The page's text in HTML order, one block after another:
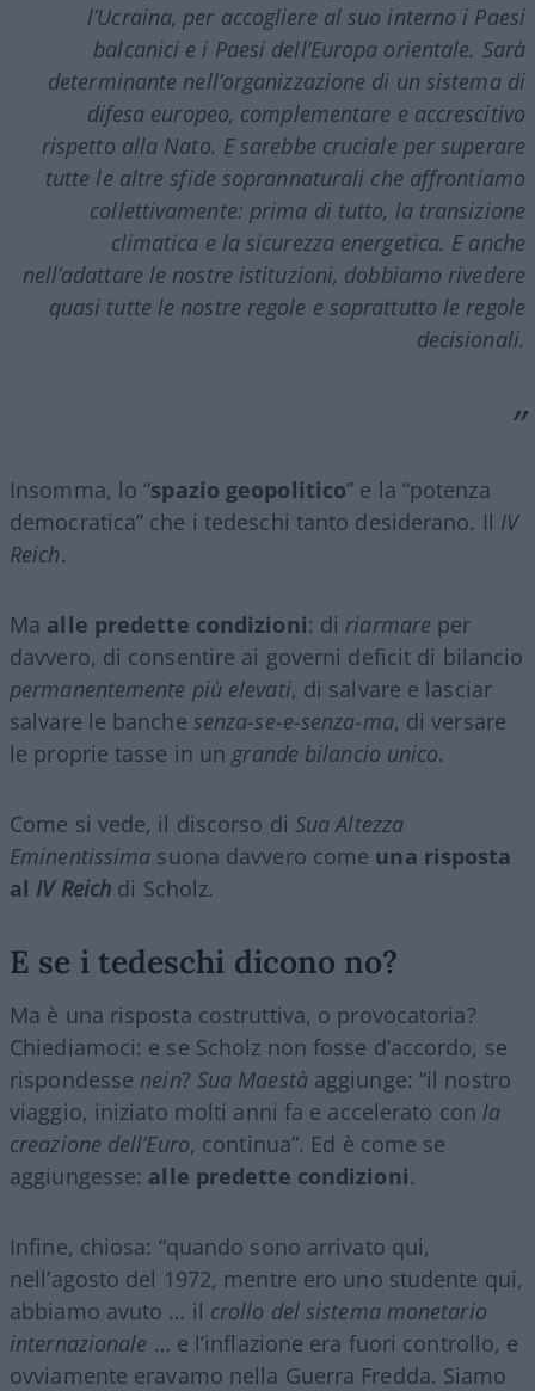
l’Ucraina, per accogliere al suo interno i Paesi
balcanici e i Paesi dell’Europa orientale. Sarà
determinante nell’organizzazione di un sistema di
difesa europeo, complementare e accrescitivo
rispetto alla Nato. E sarebbe cruciale per superare
tutte le altre sfide soprannaturali che affrontiamo
collettivamente: prima di tutto, la transizione
climatica e la sicurezza energetica. E anche
nell’adattare le nostre istituzioni, dobbiamo rivedere
quasi tutte le nostre regole e soprattutto le regole
decisionali.
Insomma, lo “spazio geopolitico” e la “potenza
democratica” che i tedeschi tanto desiderano. Il IV
Reich.
Ma alle predette condizioni: di riarmare per
davvero, di consentire ai governi deficit di bilancio
permanentemente più elevati, di salvare e lasciar
salvare le banche senza-se-e-senza-ma, di versare
le proprie tasse in un grande bilancio unico.
Come si vede, il discorso di Sua Altezza
Eminentissima suona davvero come una risposta
al IV Reich di Scholz.
E se i tedeschi dicono no?
Ma è una risposta costruttiva, o provocatoria?
Chiediamoci: e se Scholz non fosse d’accordo, se
rispondesse nein? Sua Maestàaggiunge: “il nostro
viaggio, iniziato molti anni fa e accelerato con la
creazione dell’Euro, continua”. Ed è come se
aggiungesse: alle predette condizioni.
Infine, chiosa: “quando sono arrivato qui,
nell’agosto del 1972, mentre ero uno studente qui,
abbiamo avuto … il crollo del sistema monetario
internazionale … e l’inflazione era fuori controllo, e
ovviamente eravamo nella Guerra Fredda. Siamo